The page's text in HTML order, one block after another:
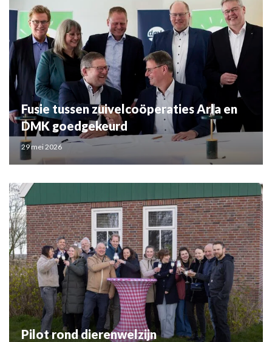
Fusie tussen zuivelcoöperaties Arla en
DMK goedgekeurd
29 mei 2026
Pilot rond dierenwelzijn